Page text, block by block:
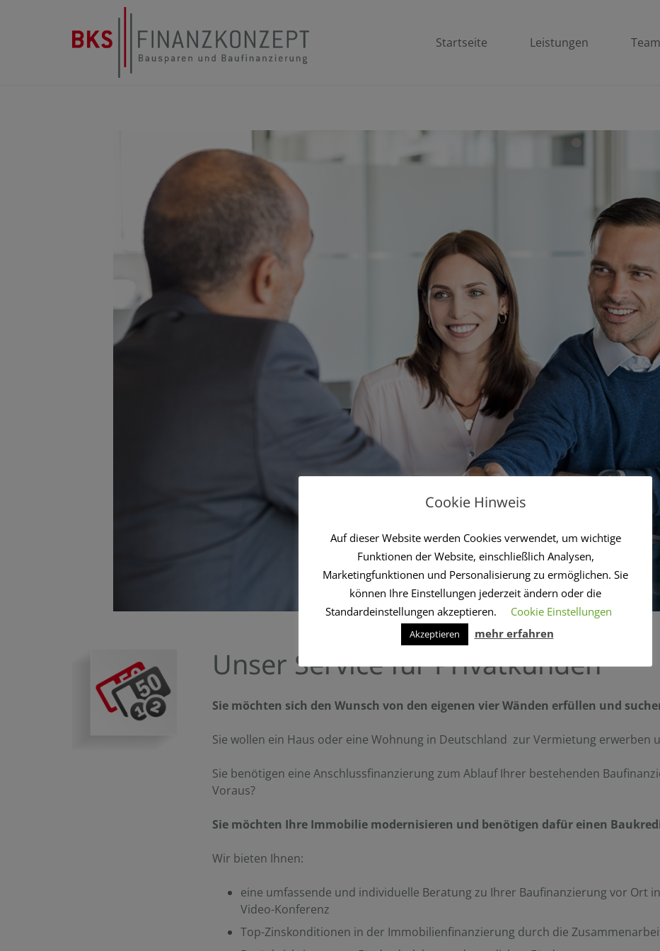
Startseite Leistungen Team
Unser Service für Privatkunden
Sie möchten sich den Wunsch von den eigenen vier Wänden erfüllen und
Sie wollen ein Haus oder eine Wohnung in Deutschland zur Vermietung erwerben
Sie benötigen eine Anschlussfinanzierung zum Ablauf Ihrer bestehenden
Voraus?
Sie möchten Ihre Immobilie modernisieren und benötigen dafür einen
Wir bieten Ihnen:
eine umfassende und individuelle Beratung zu Ihrer Baufinanzierung vor Ort
Video-Konferenz
Top-Zinskonditionen in der Immobilienfinanzierung durch die
Cookie Hinweis
Auf dieser Website werden Cookies verwendet, um wichtige
Funktionen der Website, einschließlich Analysen,
Marketingfunktionen und Personalisierung zu ermöglichen. Sie
können Ihre Einstellungen jederzeit ändern oder die
Standardeinstellungen akzeptieren.
Cookie Einstellungen
Akzeptieren mehr erfahren